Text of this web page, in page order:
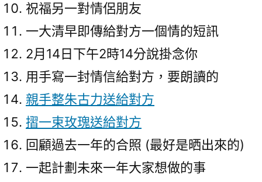
祝福另一對情侶朋友
一大清早即傳給對方一個情的短訊
2月14日下午2時14分說掛念你
用手寫一封情信給對方，要朗讀的
親手整朱古力送給對方
摺一束玫瑰送給對方
回顧過去一年的合照 (最好是晒出來的)
一起計劃未來一年大家想做的事